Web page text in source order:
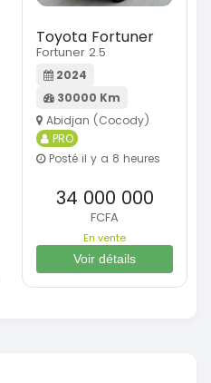
Toyota Fortuner
Fortuner 2.5
2024
30000 Km
Abidjan (Cocody)
PRO
Posté il y a 8 heures
34 000 000
FCFA
En vente
Voir détails